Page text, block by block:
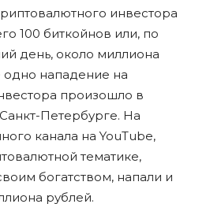
инвестора
100 биткойнов или, по
день, около миллиона
нападение на
произошло в
Петербурге. На
канала на YouTube,
тематике,
богатством, напали и
рублей.